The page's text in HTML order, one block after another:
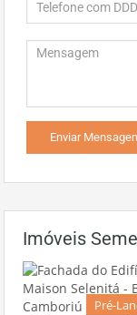
Imóveis
Pré-